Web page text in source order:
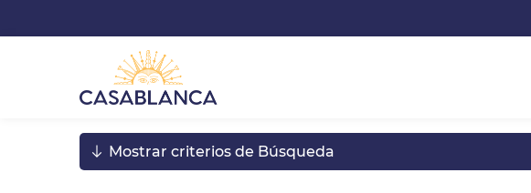
Mostrar criterios de Búsqueda